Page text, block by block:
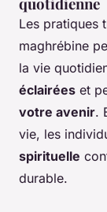
Les pratiques
maghrébine
la vie
éclairées et
votre avenir.
vie, les
spirituelle
durable.